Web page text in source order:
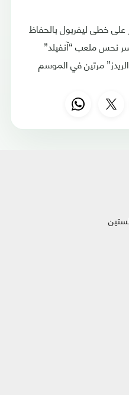
خطى ليفربول بالحفاظ
نحس ملعب “آنفيلد”
مرتين في الموسم